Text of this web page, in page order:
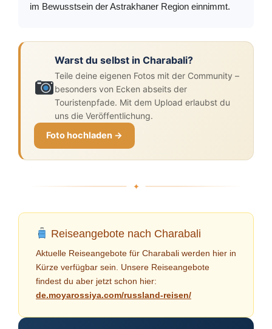
im Bewusstsein der Astrakhaner Region einnimmt.
Warst du selbst in Charabali?
Teile deine eigenen Fotos mit der Community –
besonders von Ecken abseits der
Touristenpfade. Mit dem Upload erlaubst du
uns die Veröffentlichung.
Foto hochladen →
Reiseangebote nach Charabali
Aktuelle Reiseangebote für Charabali werden hier in
Kürze verfügbar sein. Unsere Reiseangebote
findest du aber jetzt schon hier:
de.moyarossiya.com/russland-reisen/